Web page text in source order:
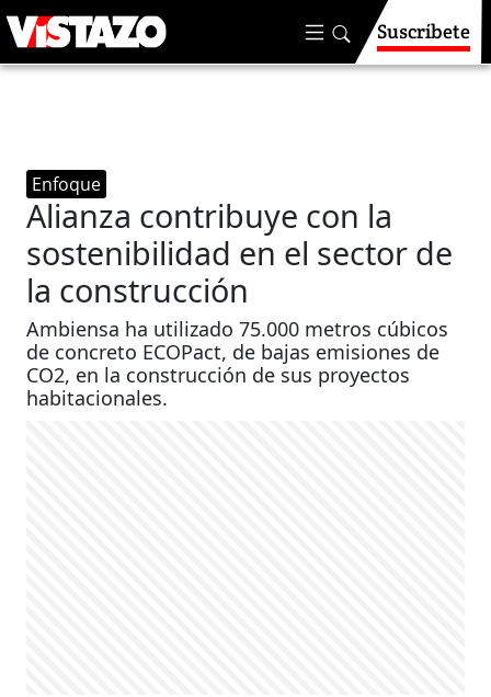
Suscríbete
Enfoque
Alianza contribuye con la
sostenibilidad en el sector de
la construcción
Ambiensa ha utilizado 75.000 metros cúbicos
de concreto ECOPact, de bajas emisiones de
CO2, en la construcción de sus proyectos
habitacionales.